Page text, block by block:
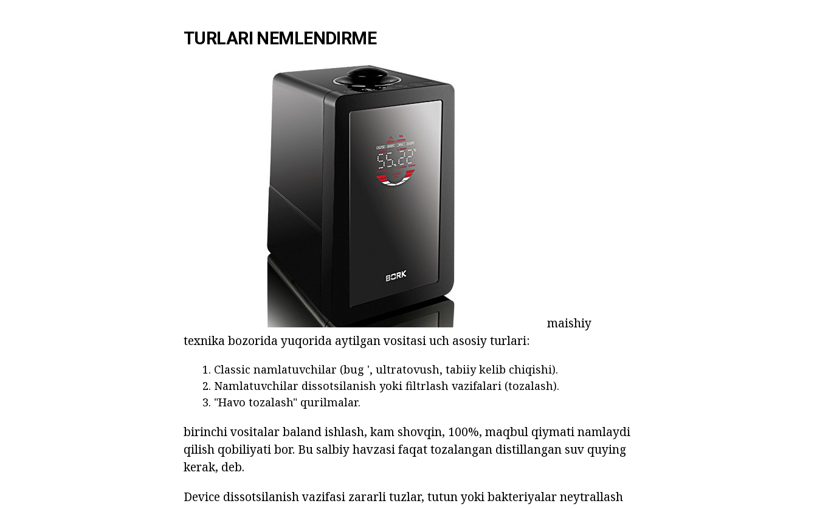
TURLARI NEMLENDIRME
maishiy
texnika bozorida yuqorida aytilgan vositasi uch asosiy turlari:
Classic namlatuvchilar (bug ', ultratovush, tabiiy kelib chiqishi).
Namlatuvchilar dissotsilanish yoki filtrlash vazifalari (tozalash).
"Havo tozalash" qurilmalar.
birinchi vositalar baland ishlash, kam shovqin, 100%, maqbul qiymati namlaydi
qilish qobiliyati bor. Bu salbiy havzasi faqat tozalangan distillangan suv quying
kerak, deb.
Device dissotsilanish vazifasi zararli tuzlar, tutun yoki bakteriyalar neytrallash